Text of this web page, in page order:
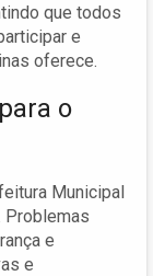
que todos
e
oferece.
o
Municipal
Problemas
e
e